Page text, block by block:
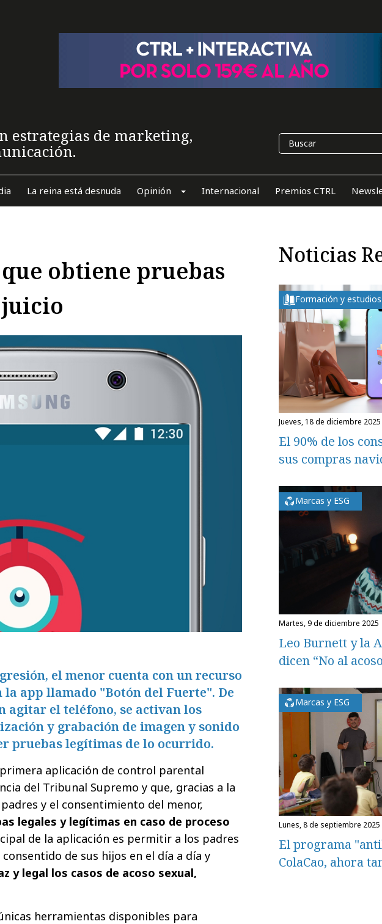
estrategias de marketing,
La reina está desnuda Opinión Internacional Premios CTRL
obtiene pruebas
juicio
el menor cuenta con un recurso
la app llamado "Botón del Fuerte". De
agitar el teléfono, se activan los
y grabación de imagen y sonido
pruebas legítimas de lo ocurrido.
aplicación de control parental
del Tribunal Supremo y que, gracias a la
y el consentimiento del menor,
legales y legítimas en caso de proceso
de la aplicación es permitir a los padres
de sus hijos en el día a día y
y legal los casos de acoso sexual,
herramientas disponibles para
Noticias
Formación y estudios
jueves, 18 de diciembre 2025
El 90% de los
sus compras
Marcas y ESG
martes, 9 de diciembre 2025
Leo Burnett y la
dicen “No al
Marcas y ESG
lunes, 8 de septiembre 2025
El programa
ColaCao, ahora